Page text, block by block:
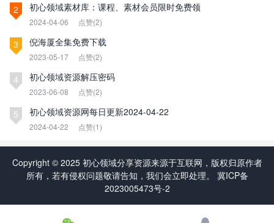
2 初心领域素材库：课程、素材会员限时免费领
2024-04-06 点赞(2)
3 倪海厦全集免费下载
2023-05-17 点赞(2)
4 初心领域资源解压密码
2023-06-08 点赞(2)
5 初心领域资源网每日更新2024-04-22
2024-04-22 点赞(1)
Copyright © 2025 初心领域分享资源来源于互联网，版权归原作者
所有，若有侵权问题敬请告知，我们会立即处理。 冀ICP备
2023005473号-2